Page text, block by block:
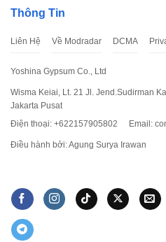
Thông Tin
Liên Hệ Về Modradar DCMA
Yoshina Gypsum Co., Ltd
Wisma Keiai, Lt. 21 Jl. Jend.Sudirman
Jakarta Pusat
Điện thoại: +622157905802
Email:
Điều hành bởi: Agung Surya Irawan